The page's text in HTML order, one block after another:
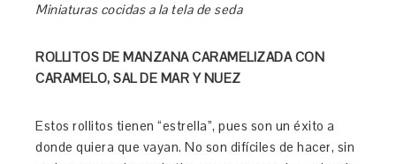
Miniaturas cocidas a la tela de seda
ROLLITOS DE MANZANA CARAMELIZADA CON
CARAMELO, SAL DE MAR Y NUEZ
Estos rollitos tienen “estrella”, pues son un éxito a
donde quiera que vayan. No son difíciles de hacer, sin